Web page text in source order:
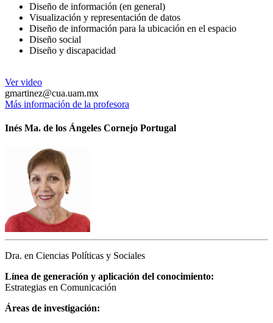
Diseño de información (en general)
Visualización y representación de datos
Diseño de información para la ubicación en el espacio
Diseño social
Diseño y discapacidad
Ver video
gmartinez@cua.uam.mx
Más información de la profesora
Inés Ma. de los Ángeles Cornejo Portugal
Dra. en Ciencias Políticas y Sociales
Línea de generación y aplicación del conocimiento:
Estrategias en Comunicación
Áreas de investigación: